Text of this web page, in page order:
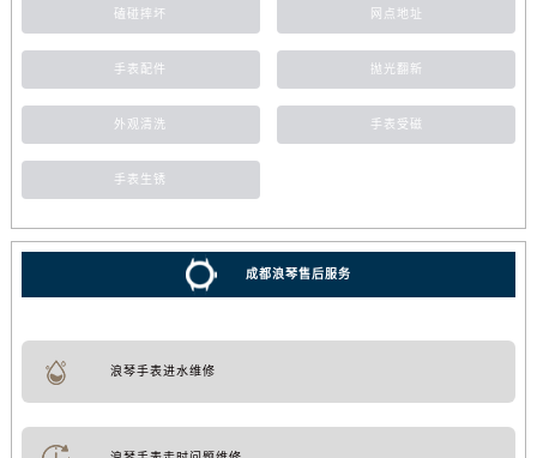
磕碰摔坏 网点地址
手表配件 抛光翻新
外观清洗 手表受磁
手表生锈
成都浪琴售后服务
浪琴手表进水维修